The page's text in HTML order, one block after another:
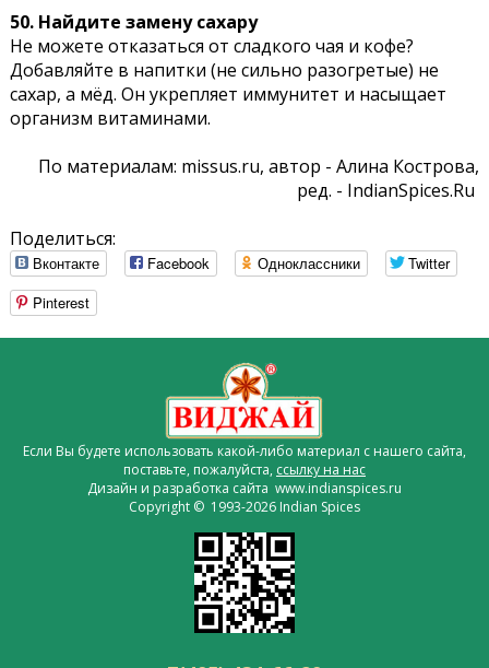
50. Найдите замену сахару
Не можете отказаться от сладкого чая и кофе?
Добавляйте в напитки (не сильно разогретые) не
сахар, а мёд. Он укрепляет иммунитет и насыщает
организм витаминами.
По материалам: missus.ru, автор - Алина Кострова,
ред. - IndianSpices.Ru
Поделиться:
Вконтакте Facebook Одноклассники
Twitter
Pinterest
Если Вы будете использовать какой-либо материал с нашего сайта,
поставьте, пожалуйста, ссылку на нас
Дизайн и разработка сайта www.indianspices.ru
Copyright © 1993-2026 Indian Spices